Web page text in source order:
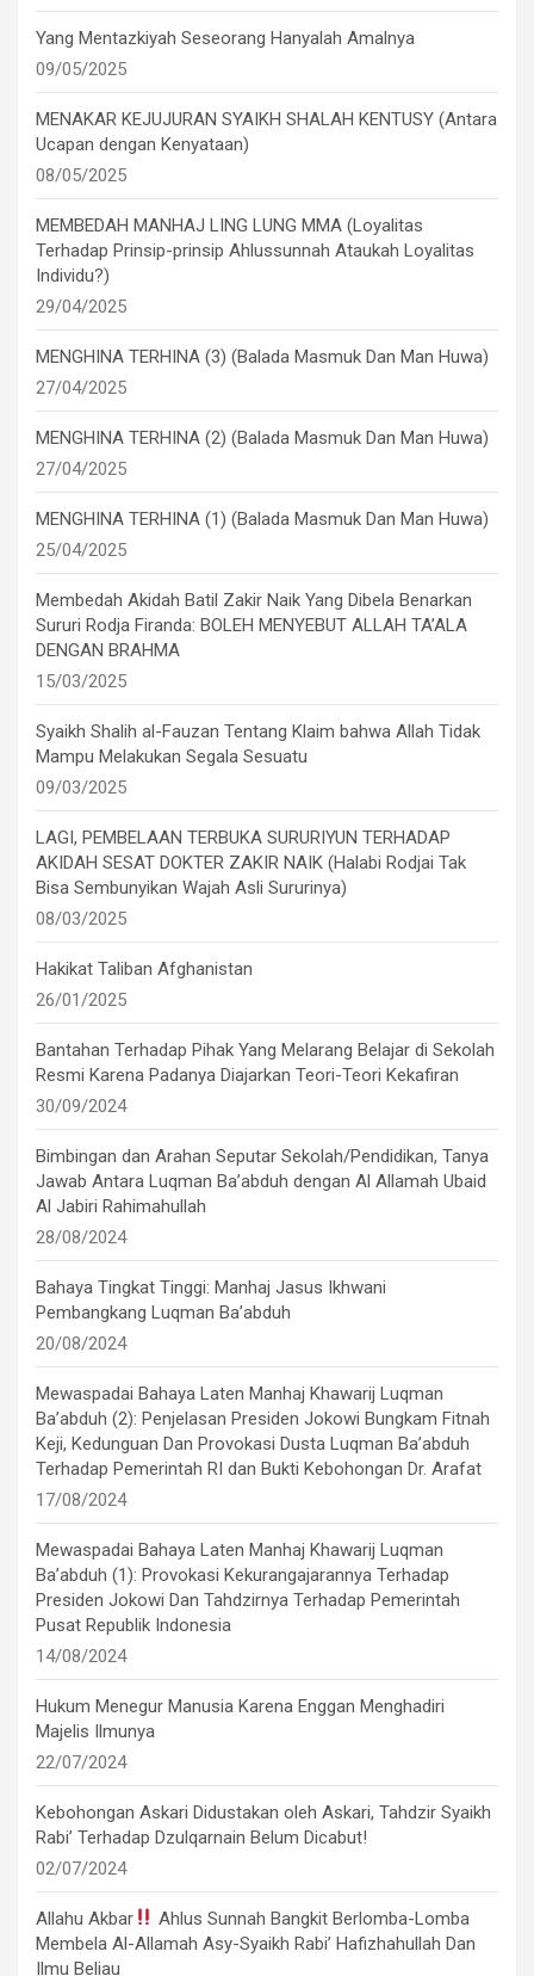
Yang Mentazkiyah Seseorang Hanyalah Amalnya
09/05/2025
MENAKAR KEJUJURAN SYAIKH SHALAH KENTUSY (Antara
Ucapan dengan Kenyataan)
08/05/2025
MEMBEDAH MANHAJ LING LUNG MMA (Loyalitas
Terhadap Prinsip-prinsip Ahlussunnah Ataukah Loyalitas
Individu?)
29/04/2025
MENGHINA TERHINA (3) (Balada Masmuk Dan Man Huwa)
27/04/2025
MENGHINA TERHINA (2) (Balada Masmuk Dan Man Huwa)
27/04/2025
MENGHINA TERHINA (1) (Balada Masmuk Dan Man Huwa)
25/04/2025
Membedah Akidah Batil Zakir Naik Yang Dibela Benarkan
Sururi Rodja Firanda: BOLEH MENYEBUT ALLAH TA’ALA
DENGAN BRAHMA
15/03/2025
Syaikh Shalih al-Fauzan Tentang Klaim bahwa Allah Tidak
Mampu Melakukan Segala Sesuatu
09/03/2025
LAGI, PEMBELAAN TERBUKA SURURIYUN TERHADAP
AKIDAH SESAT DOKTER ZAKIR NAIK (Halabi Rodjai Tak
Bisa Sembunyikan Wajah Asli Sururinya)
08/03/2025
Hakikat Taliban Afghanistan
26/01/2025
Bantahan Terhadap Pihak Yang Melarang Belajar di Sekolah
Resmi Karena Padanya Diajarkan Teori-Teori Kekafiran
30/09/2024
Bimbingan dan Arahan Seputar Sekolah/Pendidikan, Tanya
Jawab Antara Luqman Ba’abduh dengan Al Allamah Ubaid
Al Jabiri Rahimahullah
28/08/2024
Bahaya Tingkat Tinggi: Manhaj Jasus Ikhwani
Pembangkang Luqman Ba’abduh
20/08/2024
Mewaspadai Bahaya Laten Manhaj Khawarij Luqman
Ba’abduh (2): Penjelasan Presiden Jokowi Bungkam Fitnah
Keji, Kedunguan Dan Provokasi Dusta Luqman Ba’abduh
Terhadap Pemerintah RI dan Bukti Kebohongan Dr. Arafat
17/08/2024
Mewaspadai Bahaya Laten Manhaj Khawarij Luqman
Ba’abduh (1): Provokasi Kekurangajarannya Terhadap
Presiden Jokowi Dan Tahdzirnya Terhadap Pemerintah
Pusat Republik Indonesia
14/08/2024
Hukum Menegur Manusia Karena Enggan Menghadiri
Majelis Ilmunya
22/07/2024
Kebohongan Askari Didustakan oleh Askari, Tahdzir Syaikh
Rabi’ Terhadap Dzulqarnain Belum Dicabut!
02/07/2024
Allahu Akbar
Ahlus Sunnah Bangkit Berlomba-Lomba
Membela Al-Allamah Asy-Syaikh Rabi’ Hafizhahullah Dan
Ilmu Beliau